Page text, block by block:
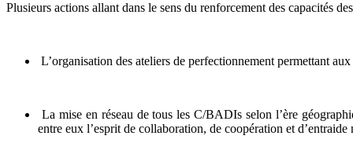
Plusieurs actions allant dans le sens du renforcement des capacités
L’organisation des ateliers de perfectionnement permettant
La mise en réseau de tous les C/BADIs selon l’ère
entre eux l’esprit de collaboration, de coopération et d’entraide